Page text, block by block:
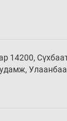
13 цаг 30 мин
14200,